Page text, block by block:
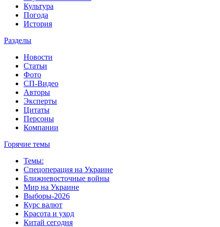
Культура
Погода
История
Разделы
Новости
Статьи
Фото
СП-Видео
Авторы
Эксперты
Цитаты
Персоны
Компании
Горячие темы
Темы:
Спецоперация на Украине
Ближневосточные войны
Мир на Украине
Выборы-2026
Курс валют
Красота и уход
Китай сегодня